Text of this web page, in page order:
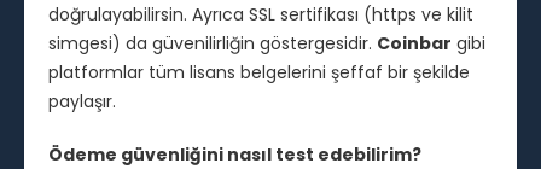
doğrulayabilirsin. Ayrıca SSL sertifikası (https ve kilit
simgesi) da güvenilirliğin göstergesidir. Coinbar gibi
platformlar tüm lisans belgelerini şeffaf bir şekilde
paylaşır.
Ödeme güvenliğini nasıl test edebilirim?